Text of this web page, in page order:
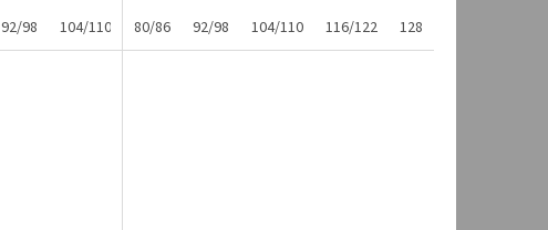
92/98 104/110 116/122 128/134
80/86 92/98 104/110 116/122 128/134